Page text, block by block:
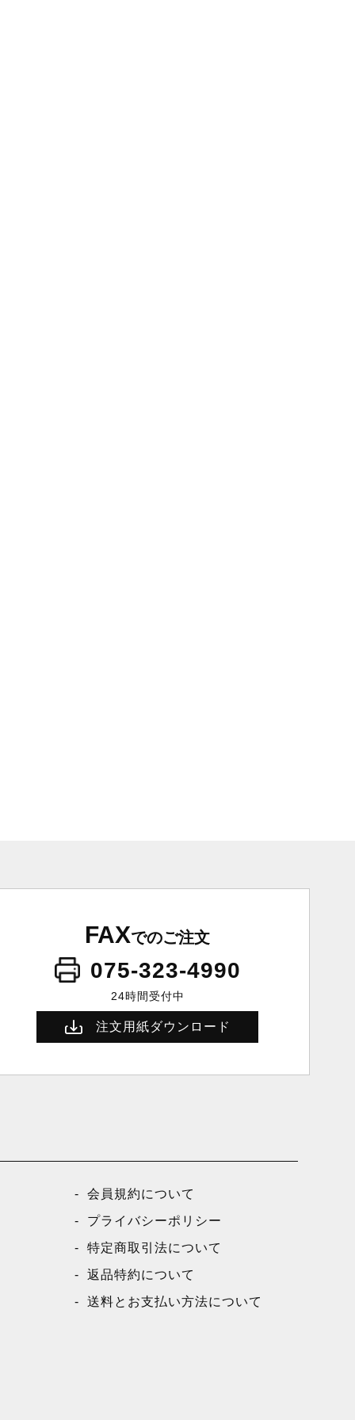
FAXでのご注文
075-323-4990
24時間受付中
注文用紙ダウンロード
会員規約について
プライバシーポリシー
特定商取引法について
返品特約について
送料とお支払い方法について